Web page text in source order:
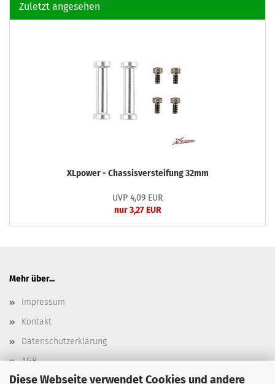
Diese Webseite verwendet Cookies und andere
Zuletzt angesehen
XLpower - Chassisversteifung 32mm
UVP 4,09 EUR
nur 3,27 EUR
Mehr über...
Impressum
Kontakt
Datenschutzerklärung
AGB
Versand- & Zahlungsbedingungen, Versandkosten